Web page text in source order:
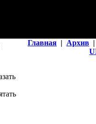
Главная | Архив |